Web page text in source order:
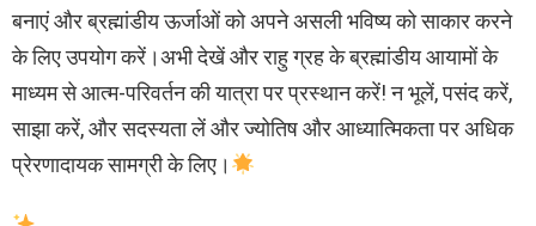
बनाएं और ब्रह्मांडीय ऊर्जाओं को अपने असली भविष्य को साकार करने
के लिए उपयोग करें।अभी देखें और राहु ग्रह के ब्रह्मांडीय आयामों के
माध्यम से आत्म-परिवर्तन की यात्रा पर प्रस्थान करें! न भूलें, पसंद करें,
साझा करें, और सदस्यता लें और ज्योतिष और आध्यात्मिकता पर अधिक
प्रेरणादायक सामग्री के लिए।